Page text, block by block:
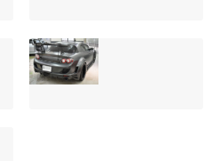
夏季休暇について
ご案内【2026年】
2026.08.05